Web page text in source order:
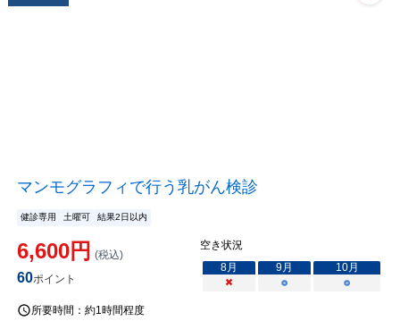
マンモグラフィで行う乳がん検診
健診専用 土曜可 結果2日以内
6,600円 (税込)
60ポイント
空き状況
8月 9月 10月
×
○ ○
所要時間： 約1時間程度